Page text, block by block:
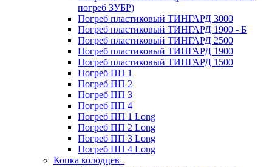
погреб ЗУБР)
Погреб пластиковый ТИНГАРД 3000
Погреб пластиковый ТИНГАРД 1900 - Б
Погреб пластиковый ТИНГАРД 2500
Погреб пластиковый ТИНГАРД 1900
Погреб пластиковый ТИНГАРД 1500
Погреб ПП 1
Погреб ПП 2
Погреб ПП 3
Погреб ПП 4
Погреб ПП 1 Long
Погреб ПП 2 Long
Погреб ПП 3 Long
Погреб ПП 4 Long
Копка колодцев